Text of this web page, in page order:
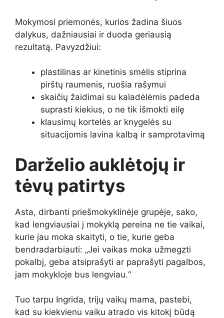
Mokymosi priemonės, kurios žadina šiuos
dalykus, dažniausiai ir duoda geriausią
rezultatą. Pavyzdžiui:
plastilinas ar kinetinis smėlis stiprina
pirštų raumenis, ruošia rašymui
skaičių žaidimai su kaladėlėmis padeda
suprasti kiekius, o ne tik išmokti eilę
klausimų kortelės ar knygelės su
situacijomis lavina kalbą ir samprotavimą
Darželio auklėtojų ir
tėvų patirtys
Asta, dirbanti priešmokyklinėje grupėje, sako,
kad lengviausiai į mokyklą pereina ne tie vaikai,
kurie jau moka skaityti, o tie, kurie geba
bendradarbiauti: „Jei vaikas moka užmegzti
pokalbį, geba atsiprašyti ar paprašyti pagalbos,
jam mokykloje bus lengviau.“
Tuo tarpu Ingrida, trijų vaikų mama, pastebi,
kad su kiekvienu vaiku atrado vis kitokį būdą